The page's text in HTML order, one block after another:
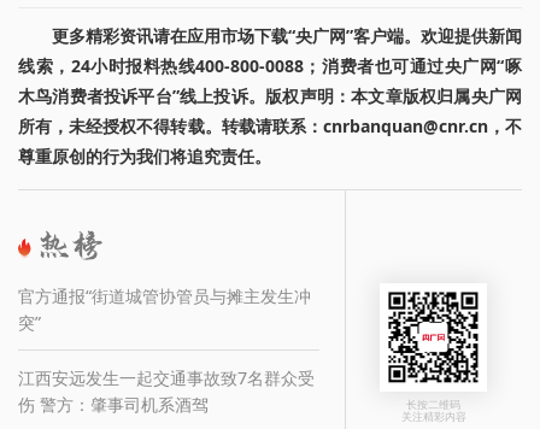
更多精彩资讯请在应用市场下载“央广网”客户端。欢迎提供新闻
线索，24小时报料热线400-800-0088；消费者也可通过央广网“啄
木鸟消费者投诉平台”线上投诉。版权声明：本文章版权归属央广网
所有，未经授权不得转载。转载请联系：cnrbanquan@cnr.cn，不
尊重原创的行为我们将追究责任。
官方通报“街道城管协管员与摊主发生冲
突”
江西安远发生一起交通事故致7名群众受
伤 警方：肇事司机系酒驾
长按二维码
关注精彩内容